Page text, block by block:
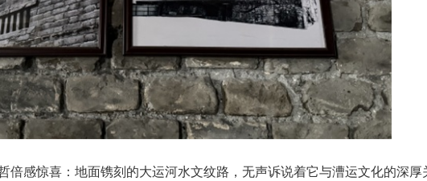
倍感惊喜：地面镌刻的大运河水文纹路，无声诉说着它与漕运文化的深厚